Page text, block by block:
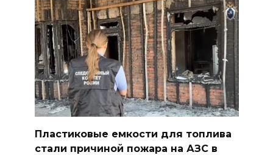
Пластиковые емкости для топлива
стали причиной пожара на АЗС в